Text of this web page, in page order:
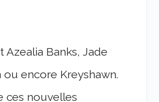
Azealia Banks, Jade
ou encore Kreyshawn.
ces nouvelles